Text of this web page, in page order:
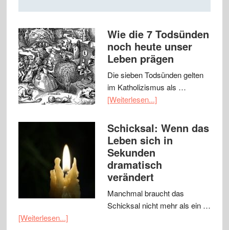
Wie die 7 Todsünden
noch heute unser
Leben prägen
Die sieben Todsünden gelten
im Katholizismus als …
[Weiterlesen...]
Schicksal: Wenn das
Leben sich in
Sekunden
dramatisch
verändert
Manchmal braucht das
Schicksal nicht mehr als ein …
[Weiterlesen...]